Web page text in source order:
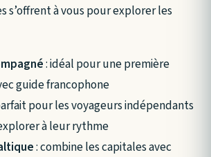
s’offrent à vous pour explorer les
: idéal pour une première
guide francophone
pour les voyageurs indépendants
à leur rythme
: combine les capitales avec